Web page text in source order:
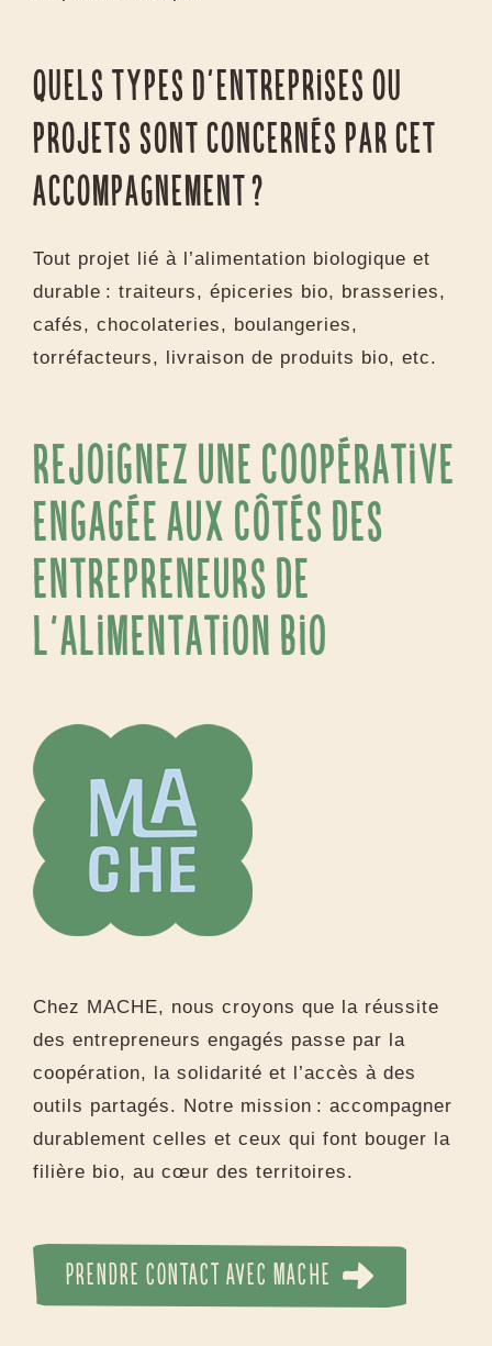
de la coopérative. Cela vous permet de vous
lancer sans créer de structure juridique dans
un premier temps.
Quels types d’entreprises ou
projets sont concernés par cet
accompagnement ?
durable : traiteurs, épiceries bio, brasseries,
cafés, chocolateries, boulangeries,
torréfacteurs, livraison de produits bio, etc.
Rejoignez une coopérative
entrepreneurs de
l’alimentation bio
Chez MACHE, nous croyons que la réussite
outils partagés. Notre mission : accompagner
durablement celles et ceux qui font bouger la